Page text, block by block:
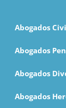
Abogados
Abogados
Abogados
Abogados